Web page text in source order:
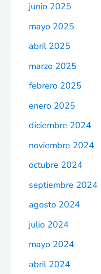
junio 2025
mayo 2025
abril 2025
marzo 2025
febrero 2025
enero 2025
diciembre 2024
noviembre 2024
octubre 2024
septiembre 2024
agosto 2024
julio 2024
mayo 2024
abril 2024